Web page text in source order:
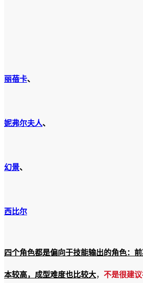
丽蓓卡、
妮弗尔夫人、
幻景、
西比尔
四个角色都是偏向于技能输出的角色：
本较高，成型难度也比较大， 不是很建